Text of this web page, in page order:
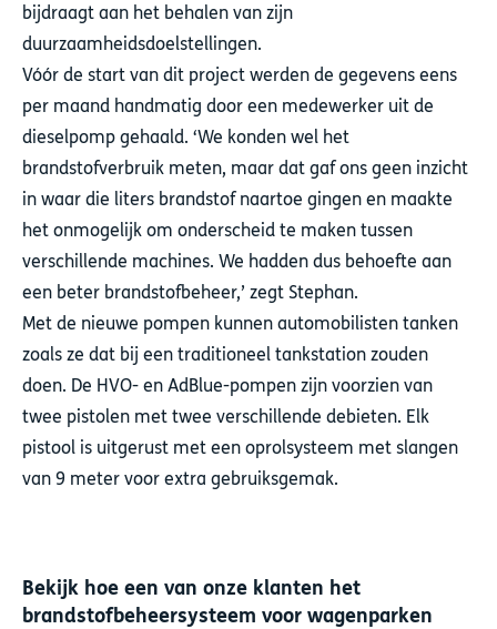
bijdraagt aan het behalen van zijn
duurzaamheidsdoelstellingen.
Vóór de start van dit project werden de gegevens eens
per maand handmatig door een medewerker uit de
dieselpomp gehaald. ‘We konden wel het
brandstofverbruik meten, maar dat gaf ons geen inzicht
in waar die liters brandstof naartoe gingen en maakte
het onmogelijk om onderscheid te maken tussen
verschillende machines. We hadden dus behoefte aan
een beter brandstofbeheer,’ zegt Stephan.
Met de nieuwe pompen kunnen automobilisten tanken
zoals ze dat bij een traditioneel tankstation zouden
doen. De HVO- en AdBlue-pompen zijn voorzien van
twee pistolen met twee verschillende debieten. Elk
pistool is uitgerust met een oprolsysteem met slangen
van 9 meter voor extra gebruiksgemak.
Bekijk hoe een van onze klanten het
brandstofbeheersysteem voor wagenparken